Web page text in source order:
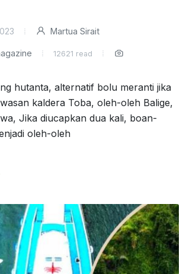
Martua Sirait
12621 read
hutanta, alternatif bolu meranti jika
kaldera Toba, oleh-oleh Balige,
Jika diucapkan dua kali, boan-
oleh-oleh